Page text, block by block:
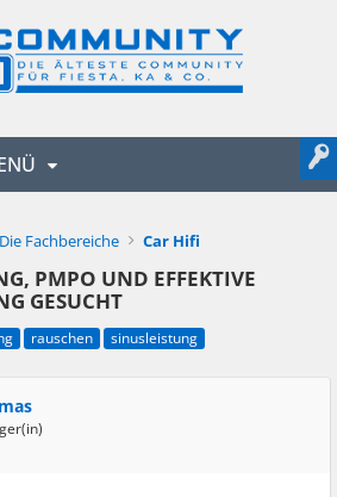
Die Fachbereiche Car Hifi
PMPO UND EFFEKTIVE
GESUCHT
rauschen sinusleistung